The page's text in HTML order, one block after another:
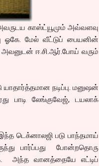
காஸ்ட்யூமும் அவ்வளவு
ஓகே. மேல் வீட்டுப் பையனின்
அவனுடன் ஈ.சி.ஆர்.போய் வரும்
யாதார்த்தமான நடிப்பு. மனுஷன்
பாடி லேங்குவேஜ், டயலாக்
டெக்னாலஜி படு பாந்தமாய்
பார்ப்பது போன்றதொரு
அந்த வானத்தையே எட்டிப்